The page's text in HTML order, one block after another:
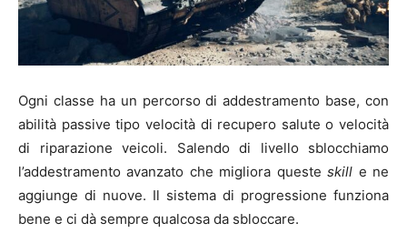
Ogni classe ha un percorso di addestramento base, con
abilità passive tipo velocità di recupero salute o velocità
di riparazione veicoli. Salendo di livello sblocchiamo
l’addestramento avanzato che migliora questeskill e ne
aggiunge di nuove. Il sistema di progressione funziona
bene e ci dà sempre qualcosa da sbloccare.